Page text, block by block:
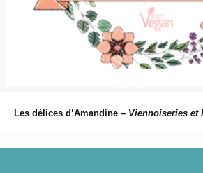
Les délices d’Amandine – Viennoiseries et